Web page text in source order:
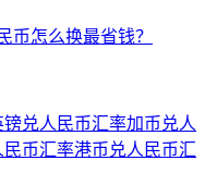
币怎么换最省钱？
镑兑人民币汇率加币兑人
民币汇率港币兑人民币汇